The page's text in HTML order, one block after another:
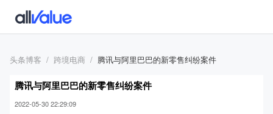
头条博客 跨境电商 腾讯与阿里巴巴的新零售纠纷案件
腾讯与阿里巴巴的新零售纠纷案件
2022-05-30 22:29:09